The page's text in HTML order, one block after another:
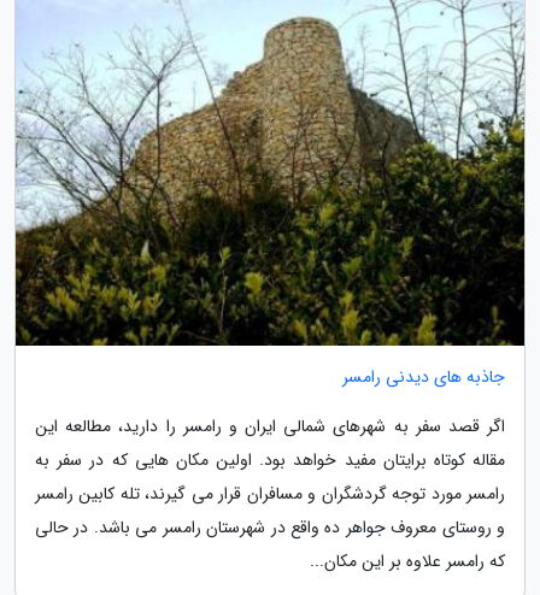
جاذبه های دیدنی رامسر
اگر قصد سفر به شهرهای شمالی ایران و رامسر را دارید، مطالعه این
مقاله کوتاه برایتان مفید خواهد بود. اولین مکان هایی که در سفر به
رامسر مورد توجه گردشگران و مسافران قرار می گیرند، تله کابین رامسر
و روستای معروف جواهر ده واقع در شهرستان رامسر می باشد. در حالی
که رامسر علاوه بر این مکان...